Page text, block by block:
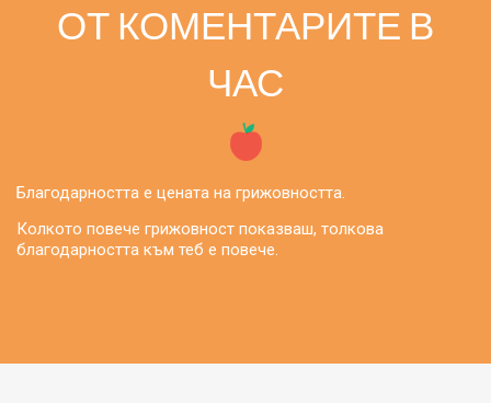
ОТ КОМЕНТАРИТЕ В
ЧАС
Благодарността е цената на грижовността.
Колкото повече грижовност показваш, толкова
благодарността към теб е повече.